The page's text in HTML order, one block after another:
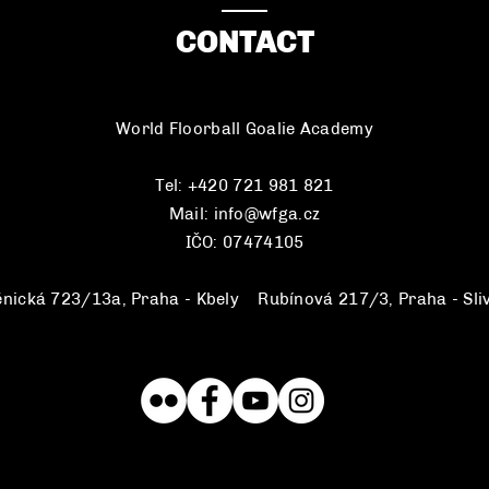
CONTACT
World Floorball Goalie Academy
Tel: +420 721 981 821
Mail: info@wfga.cz
IČO: 07474105
723/13a, Praha - Kbely Rubínová 217/3, Praha -